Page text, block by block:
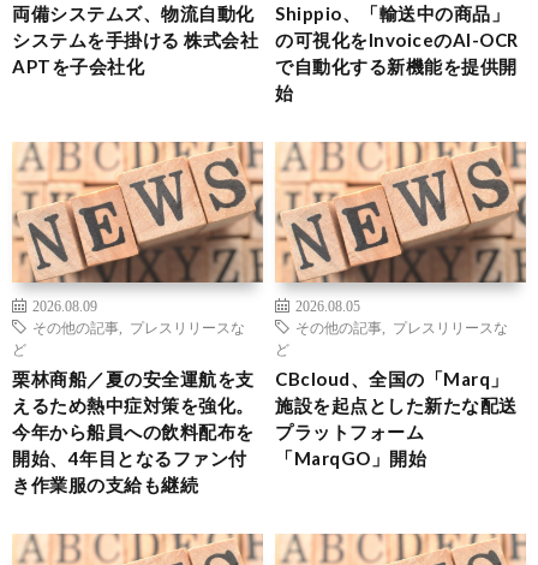
両備システムズ、物流自動化
システムを手掛ける 株式会社
APTを子会社化
Shippio、「輸送中の商品」
の可視化をInvoiceのAI-OCR
で自動化する新機能を提供開
始
2026.08.09
その他の記事
プレスリリースな
ど
栗林商船／夏の安全運航を支
えるため熱中症対策を強化。
今年から船員への飲料配布を
開始、4年目となるファン付
き作業服の支給も継続
2026.08.05
その他の記事
プレスリリースな
ど
CBcloud、全国の「Marq」
施設を起点とした新たな配送
プラットフォーム
「MarqGO」開始